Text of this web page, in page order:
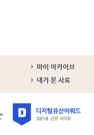
마이 아카이브
내가 본 사료